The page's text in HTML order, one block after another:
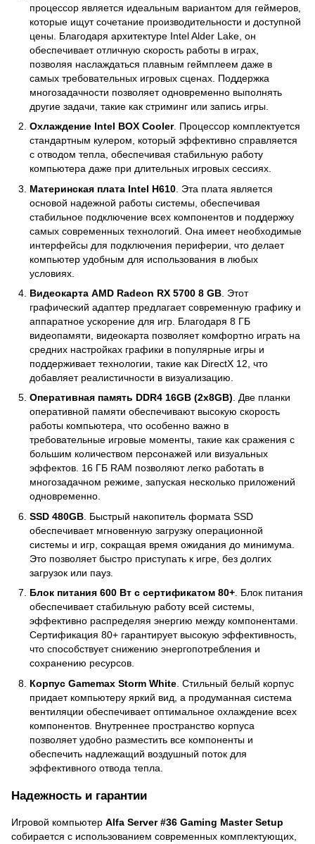
процессор является идеальным вариантом для геймеров,
которые ищут сочетание производительности и доступной
цены. Благодаря архитектуре Intel Alder Lake, он
обеспечивает отличную скорость работы в играх,
позволяя наслаждаться плавным геймплеем даже в
самых требовательных игровых сценах. Поддержка
многозадачности позволяет одновременно выполнять
другие задачи, такие как стриминг или запись игры.
Охлаждение Intel BOX Cooler. Процессор комплектуется
стандартным кулером, который эффективно справляется
с отводом тепла, обеспечивая стабильную работу
компьютера даже при длительных игровых сессиях.
Материнская плата Intel H610 . Эта плата является
основой надежной работы системы, обеспечивая
стабильное подключение всех компонентов и поддержку
самых современных технологий. Она имеет необходимые
интерфейсы для подключения периферии, что делает
компьютер удобным для использования в любых
условиях.
Видеокарта AMD Radeon RX 5700 8 GB . Этот
графический адаптер предлагает современную графику и
аппаратное ускорение для игр. Благодаря 8 ГБ
видеопамяти, видеокарта позволяет комфортно играть на
средних настройках графики в популярные игры и
поддерживает технологии, такие как DirectX 12, что
добавляет реалистичности в визуализацию.
Оперативная память DDR4 16GB (2x8GB). Две планки
оперативной памяти обеспечивают высокую скорость
работы компьютера, что особенно важно в
требовательные игровые моменты, такие как сражения с
большим количеством персонажей или визуальных
эффектов. 16 ГБ RAM позволяют легко работать в
многозадачном режиме, запуская несколько приложений
одновременно.
SSD 480GB . Быстрый накопитель формата SSD
обеспечивает мгновенную загрузку операционной
системы и игр, сокращая время ожидания до минимума.
Это позволяет быстро приступать к игре, без долгих
загрузок или пауз.
Блок питания 600 Вт с сертификатом 80+. Блок питания
обеспечивает стабильную работу всей системы,
эффективно распределяя энергию между компонентами.
Сертификация 80+ гарантирует высокую эффективность,
что способствует снижению энергопотребления и
сохранению ресурсов.
Корпус Gamemax Storm White . Стильный белый корпус
придает компьютеру яркий вид, а продуманная система
вентиляции обеспечивает оптимальное охлаждение всех
компонентов. Внутреннее пространство корпуса
позволяет удобно разместить все компоненты и
обеспечить надлежащий воздушный поток для
эффективного отвода тепла.
Надежность и гарантии
Игровой компьютер Alfa Server #36 Gaming Master Setup
собирается с использованием современных комплектующих,